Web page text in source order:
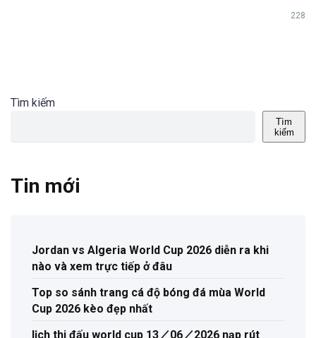
228
Tìm kiếm
Tìm
kiếm
Tin mới
Jordan vs Algeria World Cup 2026 diễn ra khi
nào và xem trực tiếp ở đâu
Top so sánh trang cá độ bóng đá mùa World
Cup 2026 kèo đẹp nhất
lịch thi đấu world cup 13／06／2026 nạp rút